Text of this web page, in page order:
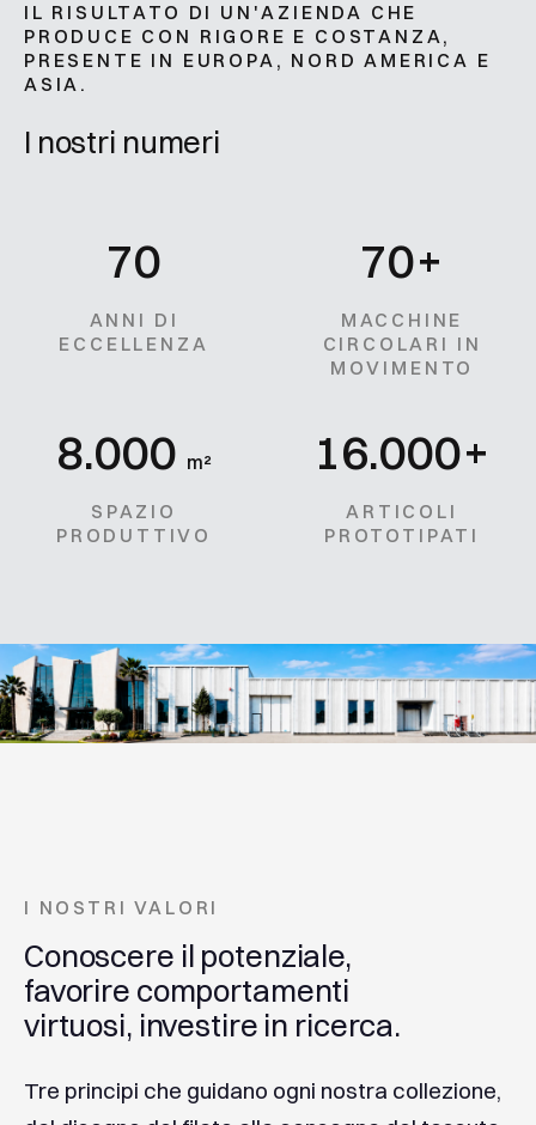
IL RISULTATO DI UN'AZIENDA CHE
PRODUCE CON RIGORE E COSTANZA,
PRESENTE IN EUROPA, NORD AMERICA E
ASIA.
I nostri numeri
70
ANNI DI
ECCELLENZA
70+
MACCHINE
CIRCOLARI IN
MOVIMENTO
8.000 m²
SPAZIO
PRODUTTIVO
16.000+
ARTICOLI
PROTOTIPATI
I NOSTRI VALORI
Conoscere il potenziale,
favorire comportamenti
virtuosi, investire in ricerca.
Tre principi che guidano ogni nostra collezione,